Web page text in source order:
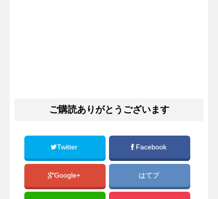
ご購読ありがとうございます
Twitter Facebook
Google+ はてブ